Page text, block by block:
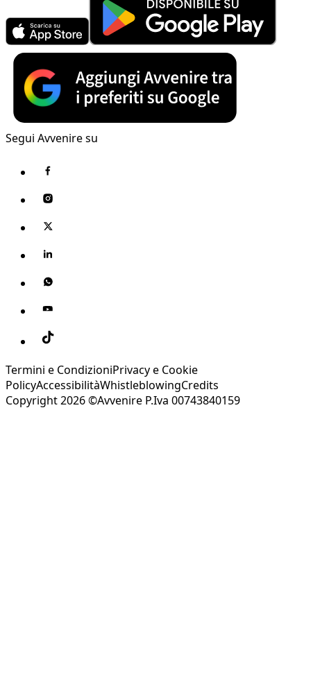
Segui Avvenire su
Termini e CondizioniPrivacy e Cookie
PolicyAccessibilitàWhistleblowingCredits
Copyright 2026 ©Avvenire P.Iva 00743840159